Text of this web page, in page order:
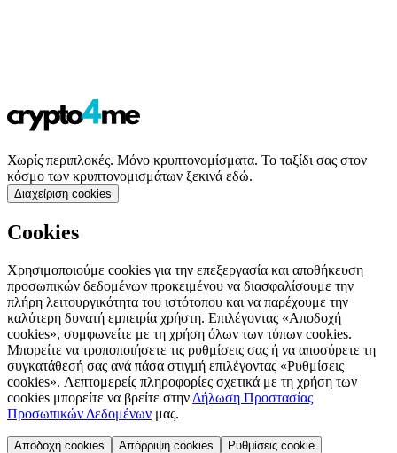
Χωρίς περιπλοκές. Μόνο κρυπτονομίσματα. Το ταξίδι σας στον
κόσμο των κρυπτονομισμάτων ξεκινά εδώ.
Διαχείριση cookies
Cookies
Χρησιμοποιούμε cookies για την επεξεργασία και αποθήκευση
προσωπικών δεδομένων προκειμένου να διασφαλίσουμε την
πλήρη λειτουργικότητα του ιστότοπου και να παρέχουμε την
καλύτερη δυνατή εμπειρία χρήστη. Επιλέγοντας «Αποδοχή
cookies», συμφωνείτε με τη χρήση όλων των τύπων cookies.
Μπορείτε να τροποποιήσετε τις ρυθμίσεις σας ή να αποσύρετε τη
συγκατάθεσή σας ανά πάσα στιγμή επιλέγοντας «Ρυθμίσεις
cookies». Λεπτομερείς πληροφορίες σχετικά με τη χρήση των
cookies μπορείτε να βρείτε στην Δήλωση Προστασίας
Προσωπικών Δεδομένων μας.
Αποδοχή cookies Απόρριψη cookies Ρυθμίσεις cookie